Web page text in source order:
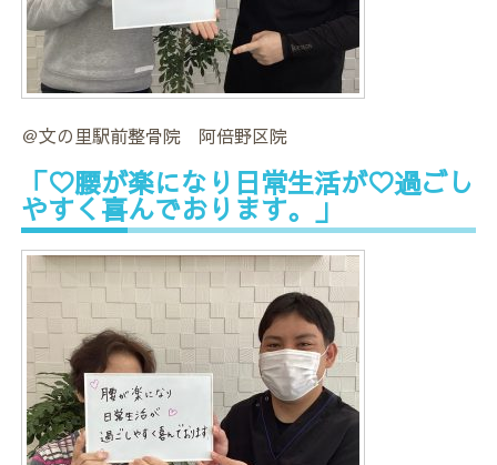
＠文の里駅前整骨院 阿倍野区院
「♡腰が楽になり日常生活が♡過ごし
やすく喜んでおります。」